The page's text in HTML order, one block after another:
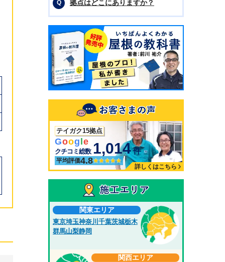
拠点はどこにありますか？
テイガク15拠点
Goog le
クチコミ総数 1,014 件
平均評価4.8
詳しくはこちら
関東エリア
東京埼玉神奈川 千葉茨城栃木
群馬山梨静岡
関西エリア